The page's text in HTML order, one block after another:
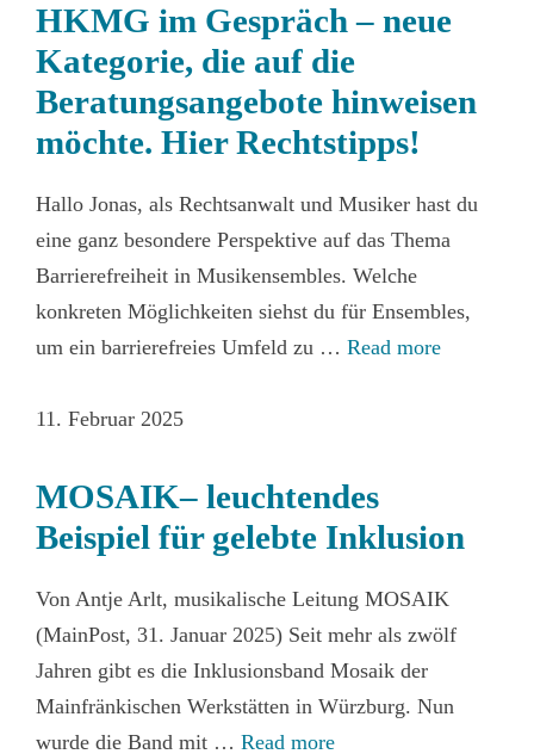
HKMG im Gespräch – neue
Kategorie, die auf die
Beratungsangebote hinweisen
möchte. Hier Rechtstipps!
Hallo Jonas, als Rechtsanwalt und Musiker hast du
eine ganz besondere Perspektive auf das Thema
Barrierefreiheit in Musikensembles. Welche
konkreten Möglichkeiten siehst du für Ensembles,
um ein barrierefreies Umfeld zu … Read more
11. Februar 2025
MOSAIK– leuchtendes
Beispiel für gelebte Inklusion
Von Antje Arlt, musikalische Leitung MOSAIK
(MainPost, 31. Januar 2025) Seit mehr als zwölf
Jahren gibt es die Inklusionsband Mosaik der
Mainfränkischen Werkstätten in Würzburg. Nun
wurde die Band mit … Read more